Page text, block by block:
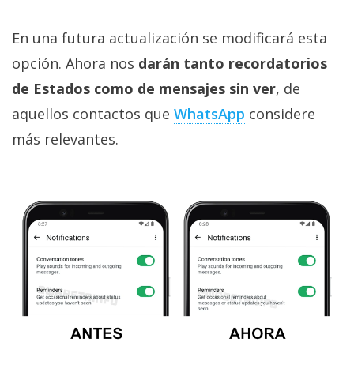
Legal
El medio de
digital donde
encontrarás
todas las
ordenadores,
apps,
informática,
comparativas,
trucos y
tutoriales.
Informático
En una futura actualización se modificará esta
opción. Ahora nos darán tanto recordatorios
de Estados como de mensajes sin ver, de
aquellos contactos que WhatsApp considere
más relevantes.